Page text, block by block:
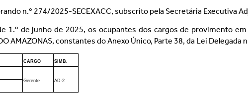
n.º 274/2025-SECEXACC, subscrito pela Secretária Executiva
1.º de junho de 2025, os ocupantes dos cargos de provimento em
AMAZONAS, constantes do Anexo Único, Parte 38, da Lei
CARGO SIMB.
Gerente
AD-2